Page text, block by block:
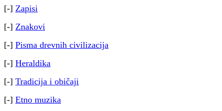
[-] Zapisi
[-] Znakovi
[-] Pisma drevnih civilizacija
[-] Heraldika
[-] Tradicija i običaji
[-] Etno muzika